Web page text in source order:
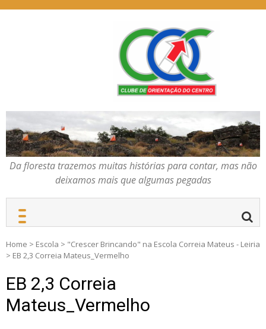
COC – CLUBE DE
ORIENTAÇÃO DO
CENTRO
Da floresta trazemos
muitas histórias para
contar, mas não deixamos
mais que algumas
pegadas
Da floresta trazemos muitas histórias para contar, mas não
deixamos mais que algumas pegadas
Home > Escola > "Crescer Brincando" na Escola Correia Mateus - Leiria
> EB 2,3 Correia Mateus_Vermelho
EB 2,3 Correia
Mateus_Vermelho